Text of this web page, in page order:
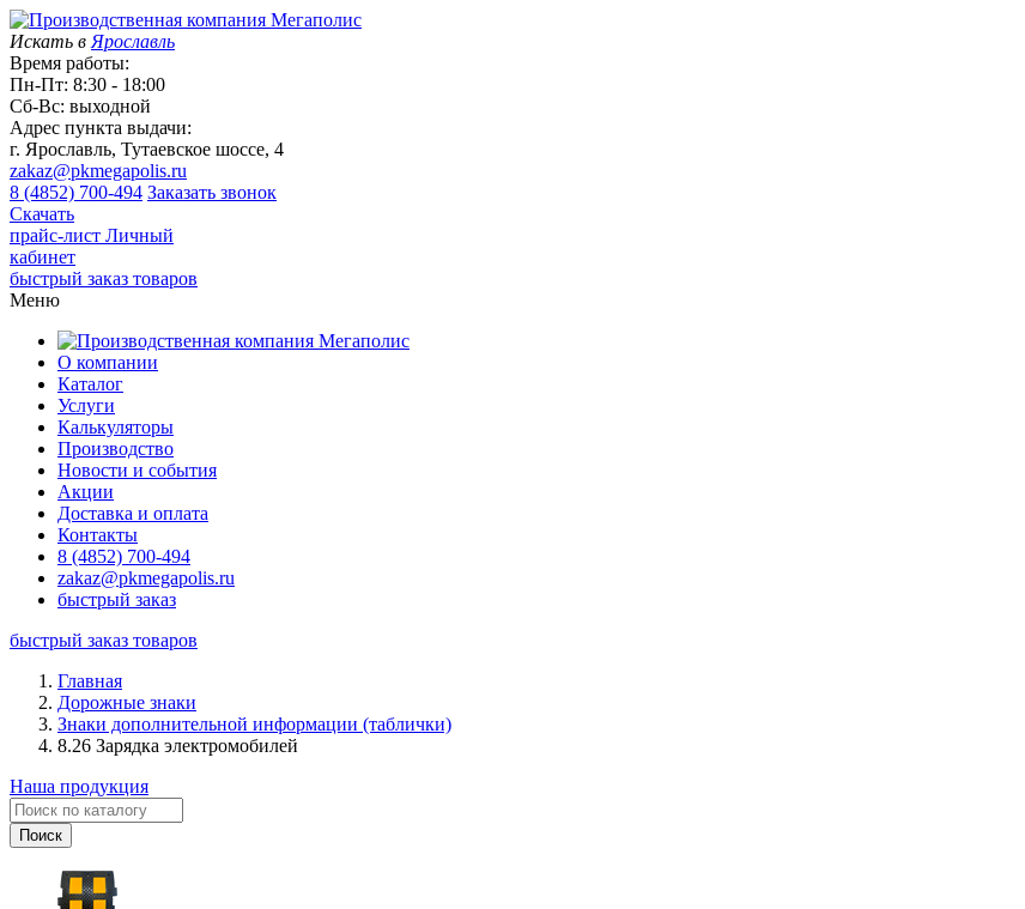
Искать в Ярославль
Время работы:
Пн-Пт: 8:30 - 18:00
Сб-Вс: выходной
Адрес пункта выдачи:
г. Ярославль, Тутаевское шоссе, 4
zakaz@pkmegapolis.ru
8 (4852) 700-494 Заказать звонок
Скачать
прайс-лист Личный
кабинет
быстрый заказ товаров
Меню
О компании
Каталог
Услуги
Калькуляторы
Производство
Новости и события
Акции
Доставка и оплата
Контакты
8 (4852) 700-494
zakaz@pkmegapolis.ru
быстрый заказ
быстрый заказ товаров
Главная
Дорожные знаки
Знаки дополнительной информации (таблички)
8.26 Зарядка электромобилей
Наша продукция